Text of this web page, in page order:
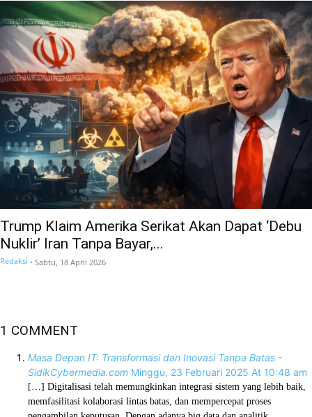
Trump Klaim Amerika Serikat Akan Dapat ‘Debu
Nuklir’ Iran Tanpa Bayar,...
Redaksi - Sabtu, 18 April 2026
1 COMMENT
Masa Depan IT: Transformasi dan Inovasi Tanpa Batas -
SidikCybermedia.com Minggu, 23 Februari 2025 At 10:48 am
[…] Digitalisasi telah memungkinkan integrasi sistem yang lebih baik,
memfasilitasi kolaborasi lintas batas, dan mempercepat proses